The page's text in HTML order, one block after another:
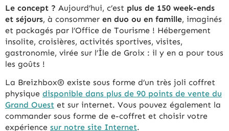
Le concept ? Aujourd’hui, c’est plus de 150 week-ends
et séjours, à consommer en duo ou en famille, imaginés
et packagés par l’Office de Tourisme ! Hébergement
insolite, croisières, activités sportives, visites,
gastronomie, virée sur l’Île de Groix : il y en a pour tous
les goûts !
La Breizhbox® existe sous forme d’un très joli coffret
physique disponible dans plus de 90 points de vente du
Grand Ouest et sur internet. Vous pouvez également la
commander sous forme de e-coffret et choisir votre
expérience sur notre site Internet.